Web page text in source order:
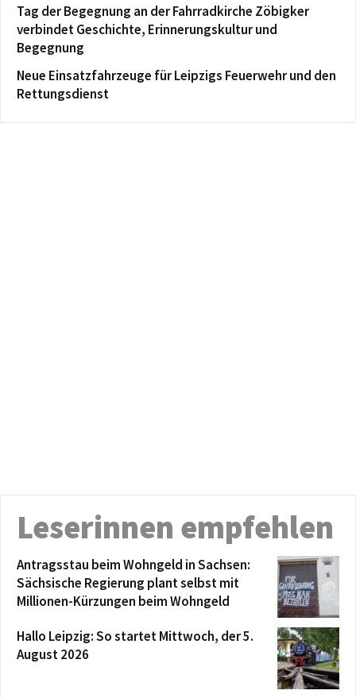
Tag der Begegnung an der Fahrradkirche Zöbigker
verbindet Geschichte, Erinnerungskultur und
Begegnung
Neue Einsatzfahrzeuge für Leipzigs Feuerwehr und den
Rettungsdienst
Leserinnen empfehlen
Antragsstau beim Wohngeld in Sachsen:
Sächsische Regierung plant selbst mit
Millionen-Kürzungen beim Wohngeld
Hallo Leipzig: So startet Mittwoch, der 5.
August 2026